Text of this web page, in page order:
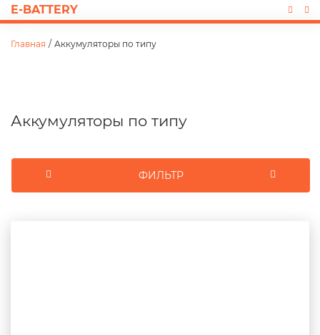
E-BATTERY
Главная / Аккумуляторы по типу
Аккумуляторы по типу
ФИЛЬТР